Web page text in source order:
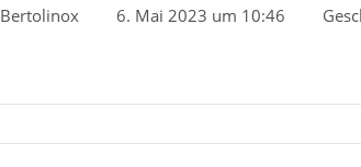
Bertolinox 6. Mai 2023 um 10:46